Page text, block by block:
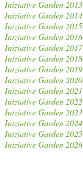
Iniziative Garden 2013
Iniziative Garden 2014
Iniziative Garden 2015
Iniziative Garden 2016
Iniziative Garden 2017
Iniziative Garden 2018
Iniziative Garden 2019
Iniziative Garden 2020
Iniziative Garden 2021
Iniziative Garden 2022
Iniziative Garden 2023
Iniziative Garden 2024
Iniziative Garden 2025
Iniziative Garden 2026